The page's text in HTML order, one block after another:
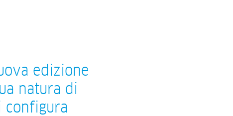
edizione
natura di
configura